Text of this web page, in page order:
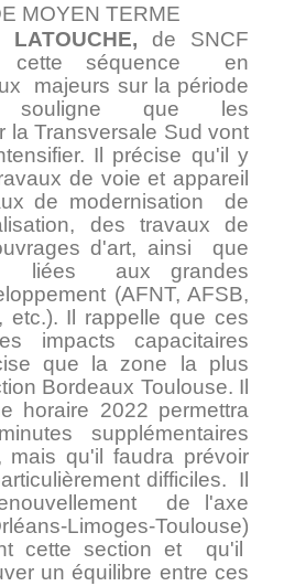
MOYEN TERME
LATOUCHE, de SNCF
cette séquence en
majeurs sur la période
souligne que les
la Transversale Sud vont
Il précise qu'il y
de voie et appareil
de modernisation de
des travaux de
d'art, ainsi que
liées aux grandes
(AFNT, AFSB,
etc.). Il rappelle que ces
impacts capacitaires
que la zone la plus
Bordeaux­ Toulouse. Il
horaire 2022 permettra
supplémentaires
qu'il faudra prévoir
difficiles. Il
de l'axe
Limoges-Toulouse)
cette section et qu'il
un équilibre entre ces